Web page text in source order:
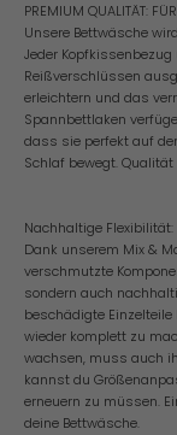
PREMIUM QUALITÄT:
Unsere Bettwäsche
Jeder
Reißverschlüssen
erleichtern und das
Spannbettlaken
dass sie perfekt auf
Schlaf bewegt.
Nachhaltige
Dank unserem Mix &
verschmutzte
sondern auch
beschädigte
wieder komplett zu
wachsen, muss auch
kannst du
erneuern zu müssen.
deine Bettwäsche.